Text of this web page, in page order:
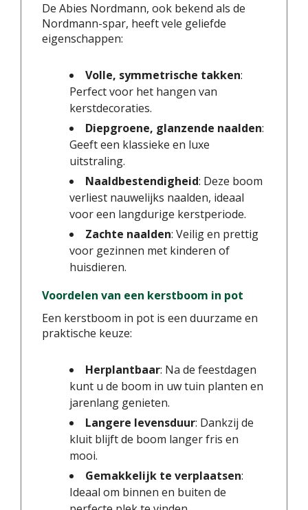
De Abies Nordmann, ook bekend als de
Nordmann-spar, heeft vele geliefde
eigenschappen:
Volle, symmetrische takken:
Perfect voor het hangen van
kerstdecoraties.
Diepgroene, glanzende naalden:
Geeft een klassieke en luxe
uitstraling.
Naaldbestendigheid: Deze boom
verliest nauwelijks naalden, ideaal
voor een langdurige kerstperiode.
Zachte naalden: Veilig en prettig
voor gezinnen met kinderen of
huisdieren.
Voordelen van een kerstboom in pot
Een kerstboom in pot is een duurzame en
praktische keuze:
Herplantbaar: Na de feestdagen
kunt u de boom in uw tuin planten en
jarenlang genieten.
Langere levensduur: Dankzij de
kluit blijft de boom langer fris en
mooi.
Gemakkelijk te verplaatsen:
Ideaal om binnen en buiten de